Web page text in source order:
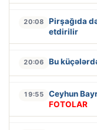
20:08
Pirşağıda
etdirilir
20:06 Bu
19:55 Ceyhun
FOTOLAR